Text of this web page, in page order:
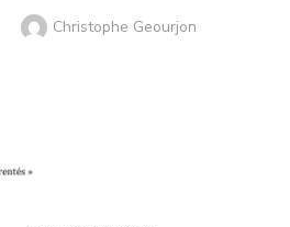
Christophe Geourjon